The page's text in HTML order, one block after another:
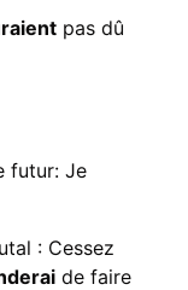
pas dû
futur: Je
: Cessez
de faire